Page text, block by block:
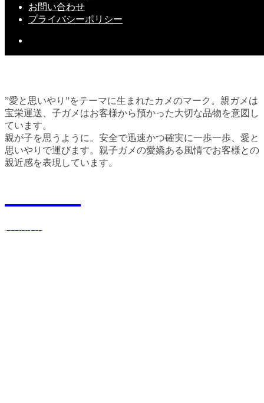
お問い合わせ
プライバシーポリシー
”愛と思いやり”をテーマに生まれたカメのマーク。親ガメは
宝栄運送、子ガメはお客様から預かった大切な品物を意図し
ています。
親が子を思うように。安全で迅速かつ確実に一歩一歩、愛と
思いやりで運びます。親子ガメの愛嬌ある風情でお客様との
親近感を表現しています。